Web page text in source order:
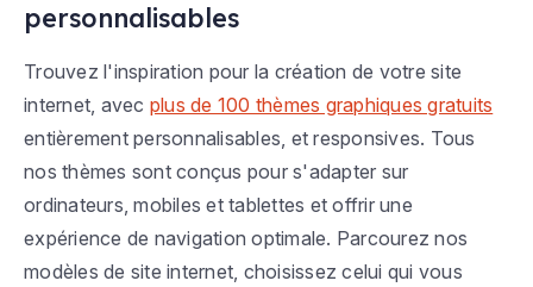
personnalisables
Trouvez l'inspiration pour la création de votre site
internet, avec plus de 100 thèmes graphiques gratuits
entièrement personnalisables, et responsives. Tous
nos thèmes sont conçus pour s'adapter sur
ordinateurs, mobiles et tablettes et offrir une
expérience de navigation optimale. Parcourez nos
modèles de site internet, choisissez celui qui vous